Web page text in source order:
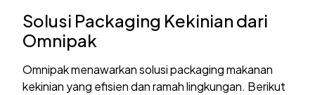
Solusi Packaging Kekinian dari
Omnipak
Omnipak menawarkan solusi packaging makanan
kekinian yang efisien dan ramah lingkungan. Berikut